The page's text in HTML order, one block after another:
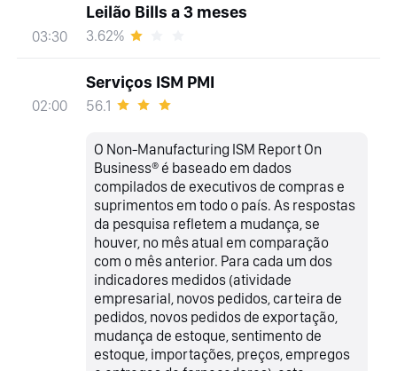
03:30
Leilão Bills a 3 meses
3.62%
02:00
Serviços ISM PMI
56.1
O Non-Manufacturing ISM Report On
Business® é baseado em dados
compilados de executivos de compras e
suprimentos em todo o país. As respostas
da pesquisa refletem a mudança, se
houver, no mês atual em comparação
com o mês anterior. Para cada um dos
indicadores medidos (atividade
empresarial, novos pedidos, carteira de
pedidos, novos pedidos de exportação,
mudança de estoque, sentimento de
estoque, importações, preços, empregos